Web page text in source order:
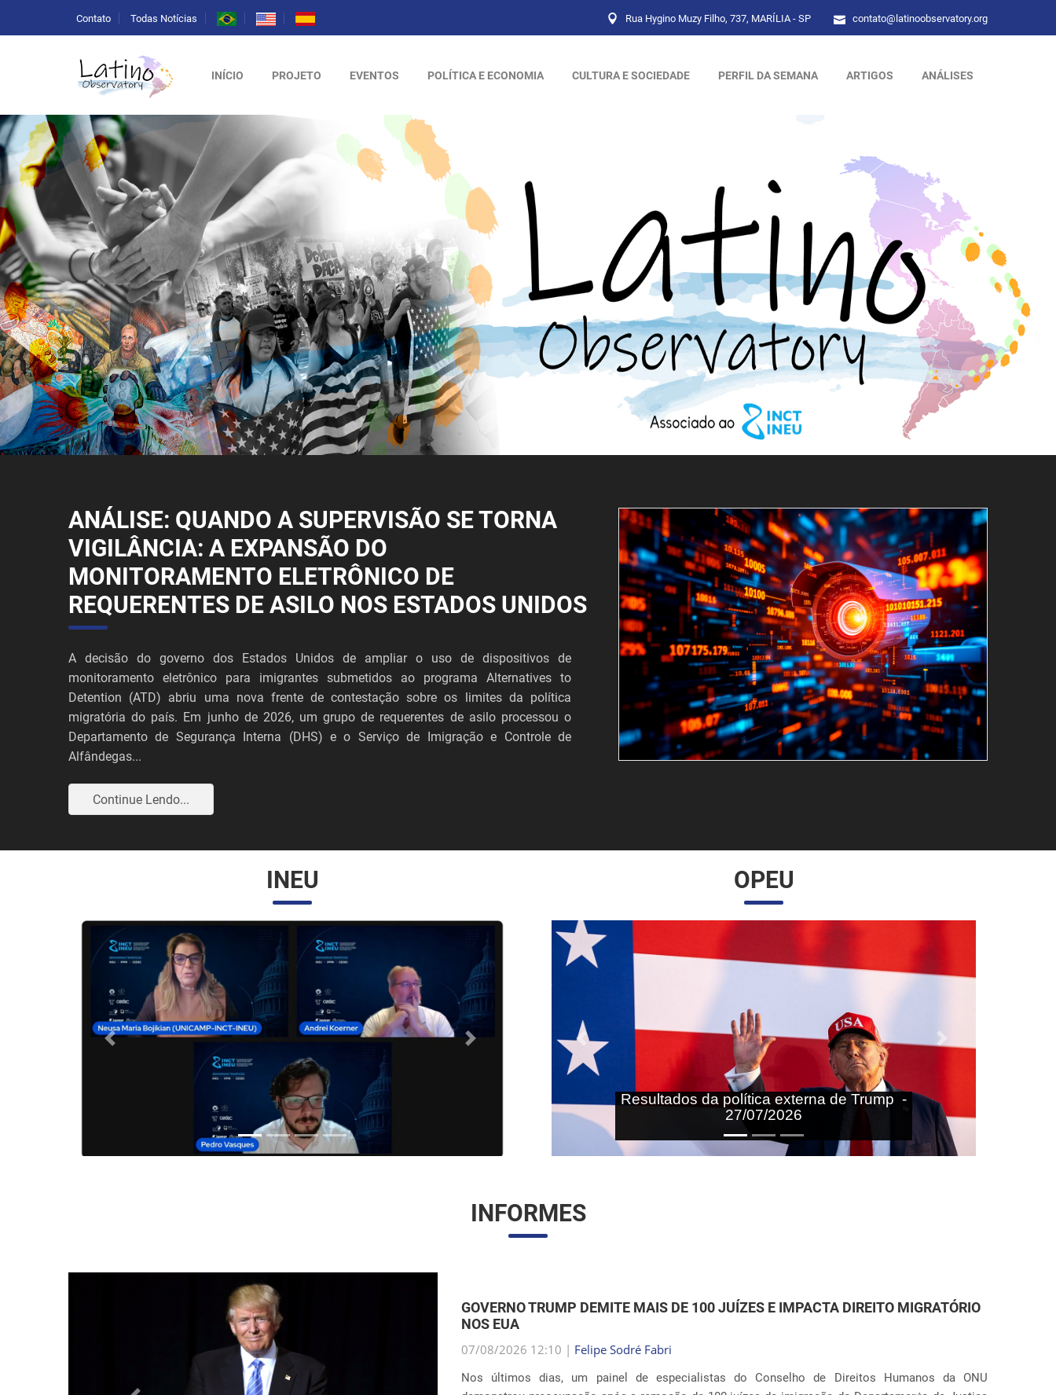
Contato Todas Notícias Rua Hygino Muzy Filho, 737, MARÍLIA - SP contato@latinoobservatory.org
INÍCIO PROJETO EVENTOS POLÍTICA E ECONOMIA CULTURA E SOCIEDADE PERFIL DA SEMANA ARTIGOS ANÁLISES
ANÁLISE: QUANDO A SUPERVISÃO SE TORNA
VIGILÂNCIA: A EXPANSÃO DO
MONITORAMENTO ELETRÔNICO DE
REQUERENTES DE ASILO NOS ESTADOS UNIDOS
A decisão do governo dos Estados Unidos de ampliar o uso de dispositivos de
monitoramento eletrônico para imigrantes submetidos ao programa Alternatives to
Detention (ATD) abriu uma nova frente de contestação sobre os limites da política
migratória do país. Em junho de 2026, um grupo de requerentes de asilo processou o
Departamento de Segurança Interna (DHS) e o Serviço de Imigração e Controle de
Alfândegas...
Continue Lendo...
INEU
Anterior Próximo
OPEU
As terras raras nas agendas doméstica e
internacional do Brasil - 27/07/2026
Anterior Próximo
INFORMES
EXPANSÃO DAS INSTALAÇÕES DE DETENÇÃO DE IMIGRANTES NOS ESTADOS
UNIDOS
07/08/2026 12:01 | Gabriella Schimpl Tebar Anunciação
A notícia publicada pela revista TIME mostra que o governo dos Estados Unidos pretende ampliar o